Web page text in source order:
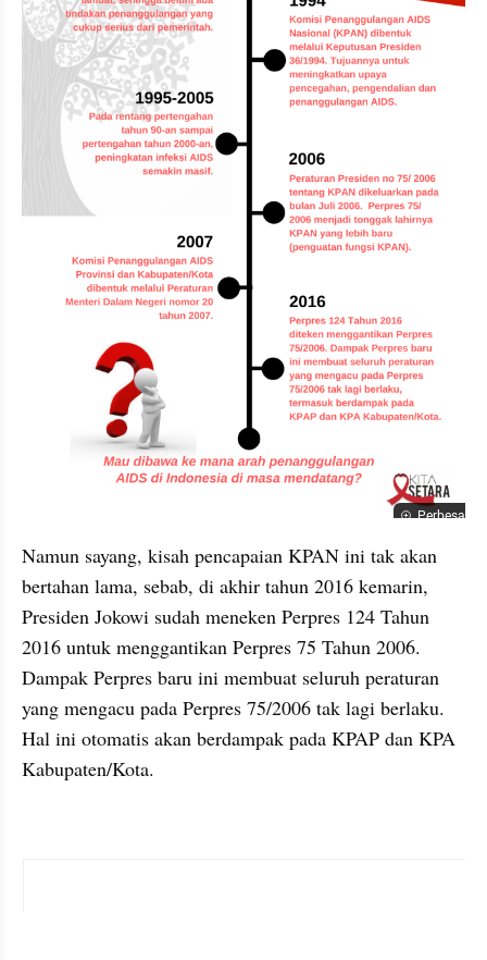
Perbesar
Namun sayang, kisah pencapaian KPAN ini tak akan
bertahan lama, sebab, di akhir tahun 2016 kemarin,
Presiden Jokowi sudah meneken Perpres 124 Tahun
2016 untuk menggantikan Perpres 75 Tahun 2006.
Dampak Perpres baru ini membuat seluruh peraturan
yang mengacu pada Perpres 75/2006 tak lagi berlaku.
Hal ini otomatis akan berdampak pada KPAP dan KPA
Kabupaten/Kota.